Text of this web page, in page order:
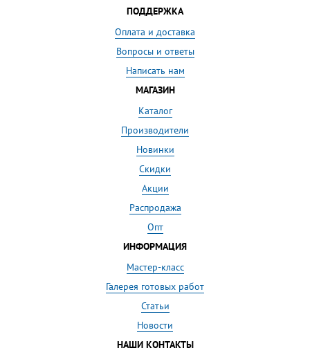
ПОДДЕРЖКА
Оплата и доставка
Вопросы и ответы
Написать нам
МАГАЗИН
Каталог
Производители
Новинки
Скидки
Акции
Распродажа
Опт
ИНФОРМАЦИЯ
Мастер-класс
Галерея готовых работ
Статьи
Новости
НАШИ КОНТАКТЫ